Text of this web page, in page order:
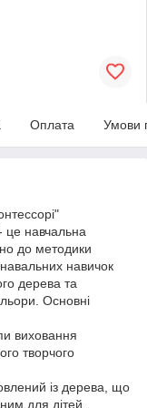
Оплата Умови
це навчальна
до методики
навичок
дерева та
Основні
виховання
творчого
із дерева, що
для дітей.